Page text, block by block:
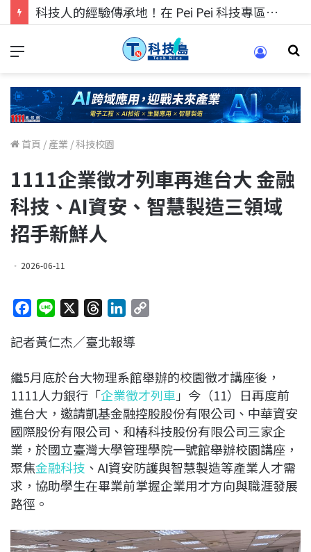
科技人的經驗傳承地！在 Pei Pei 科技專區，與學弟妹交流最硬核的技術
首頁 / 產業 /科技校園
1111企業徵才列車再進台大 金融
科技、AI資安、智慧製造三領域
招手新鮮人
2026-06-11
c
b
o
o
k
n
r
a
d
s
n
e
d
I
n
L
i
n
k
記者黃仁杰／臺北報導
繼5月底於台大物理系館舉辦的校園徵才講座後，
1111人力銀行「企業徵才列車 」今（11）日再度前
進台大，邀請凱基金融控股股份有限公司、中華資安
國際股份有限公司、和椿科技股份有限公司三家企
業，於國立臺灣大學管理學院一號館舉辦校園講座，
聚焦金融科技 、AI資安防護與智慧製造等產業人才需
求，協助學生在畢業前掌握企業用才方向與職涯發展
路徑。